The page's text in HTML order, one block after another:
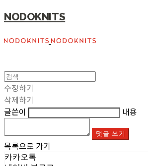
NODOKNITS
수정하기
삭제하기
글쓴이
내용
댓글 쓰기
목록으로 가기
카카오톡